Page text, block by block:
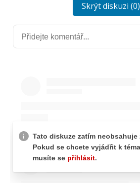
Skrýt diskuzi (0)